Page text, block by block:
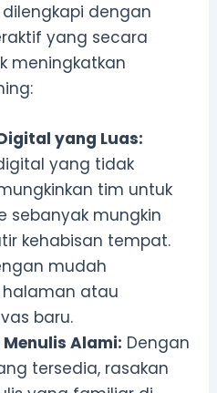
dilengkapi dengan
yang secara
meningkatkan
yang Luas:
yang tidak
tim untuk
sebanyak mungkin
kehabisan tempat.
mudah
atau
baru.
Alami: Dengan
tersedia, rasakan